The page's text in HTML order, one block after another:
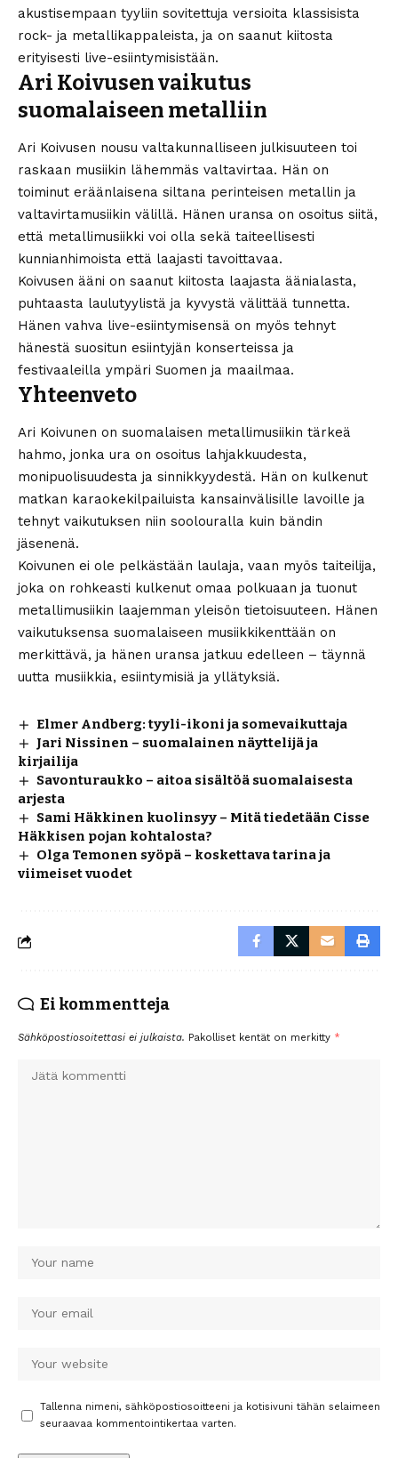
akustisempaan tyyliin sovitettuja versioita klassisista
rock- ja metallikappaleista, ja on saanut kiitosta
erityisesti live-esiintymisistään.
Ari Koivusen vaikutus
suomalaiseen metalliin
Ari Koivusen nousu valtakunnalliseen julkisuuteen toi
raskaan musiikin lähemmäs valtavirtaa. Hän on
toiminut eräänlaisena siltana perinteisen metallin ja
valtavirtamusiikin välillä. Hänen uransa on osoitus siitä,
että metallimusiikki voi olla sekä taiteellisesti
kunnianhimoista että laajasti tavoittavaa.
Koivusen ääni on saanut kiitosta laajasta äänialasta,
puhtaasta laulutyylistä ja kyvystä välittää tunnetta.
Hänen vahva live-esiintymisensä on myös tehnyt
hänestä suositun esiintyjän konserteissa ja
festivaaleilla ympäri Suomen ja maailmaa.
Yhteenveto
Ari Koivunen on suomalaisen metallimusiikin tärkeä
hahmo, jonka ura on osoitus lahjakkuudesta,
monipuolisuudesta ja sinnikkyydestä. Hän on kulkenut
matkan karaokekilpailuista kansainvälisille lavoille ja
tehnyt vaikutuksen niin soolouralla kuin bändin
jäsenenä.
Koivunen ei ole pelkästään laulaja, vaan myös taiteilija,
joka on rohkeasti kulkenut omaa polkuaan ja tuonut
metallimusiikin laajemman yleisön tietoisuuteen. Hänen
vaikutuksensa suomalaiseen musiikkikenttään on
merkittävä, ja hänen uransa jatkuu edelleen – täynnä
uutta musiikkia, esiintymisiä ja yllätyksiä.
Elmer Andberg: tyyli-ikoni ja somevaikuttaja
Jari Nissinen – suomalainen näyttelijä ja
kirjailija
Savonturaukko – aitoa sisältöä suomalaisesta
arjesta
Sami Häkkinen kuolinsyy – Mitä tiedetään Cisse
Häkkisen pojan kohtalosta?
Olga Temonen syöpä – koskettava tarina ja
viimeiset vuodet
Ei kommentteja
Sähköpostiosoitettasi ei julkaista. Pakolliset kentät on merkitty *
Tallenna nimeni, sähköpostiosoitteeni ja kotisivuni tähän selaimeen
seuraavaa kommentointikertaa varten.